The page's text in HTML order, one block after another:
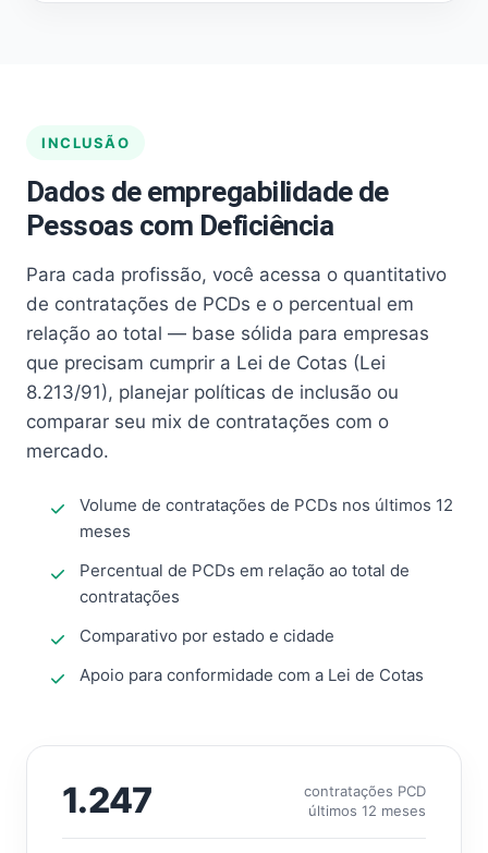
INCLUSÃO
Dados de empregabilidade de
Pessoas com Deficiência
Para cada profissão, você acessa o quantitativo
de contratações de PCDs e o percentual em
relação ao total — base sólida para empresas
que precisam cumprir a Lei de Cotas (Lei
8.213/91), planejar políticas de inclusão ou
comparar seu mix de contratações com o
mercado.
Volume de contratações de PCDs nos últimos 12
meses
Percentual de PCDs em relação ao total de
contratações
Comparativo por estado e cidade
Apoio para conformidade com a Lei de Cotas
1.247
contratações PCD
últimos 12 meses